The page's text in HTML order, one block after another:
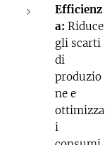
Efficienz
a: Riduce
gli scarti
di
produzio
ne e
ottimizza
i